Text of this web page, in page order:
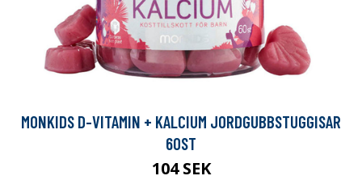
MONKIDS D-VITAMIN + KALCIUM JORDGUBBSTUGGISAR
60ST
104 SEK